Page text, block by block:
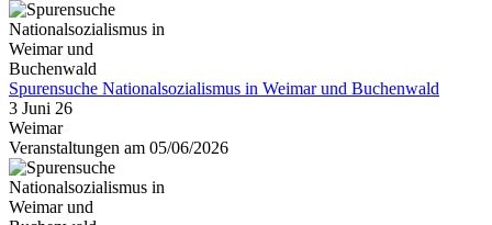
Spurensuche Nationalsozialismus in Weimar und Buchenwald
3 Juni 26
Weimar
Veranstaltungen am 05/06/2026